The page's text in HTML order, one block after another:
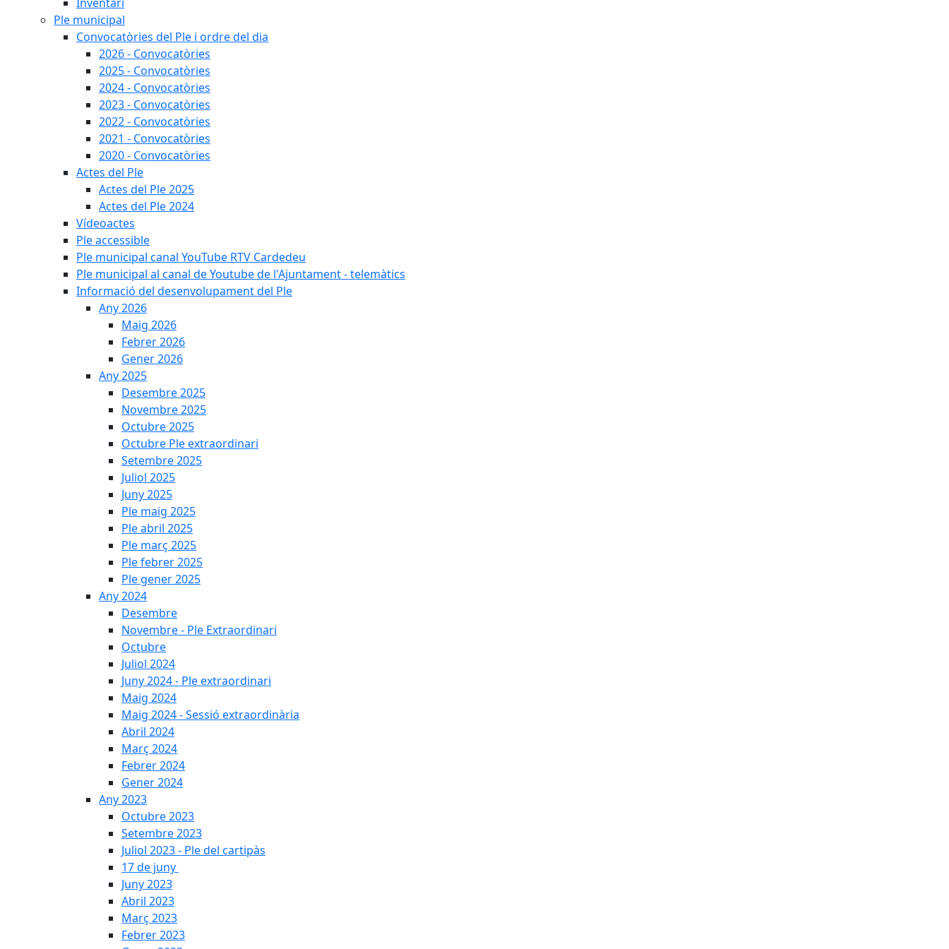
Ple municipal
Convocatòries del Ple i ordre del dia
2026 - Convocatòries
2025 - Convocatòries
2024 - Convocatòries
2023 - Convocatòries
2022 - Convocatòries
2021 - Convocatòries
2020 - Convocatòries
Actes del Ple
Actes del Ple 2025
Actes del Ple 2024
Vídeoactes
Ple accessible
Ple municipal canal YouTube RTV Cardedeu
Ple municipal al canal de Youtube de l'Ajuntament - telemàtics
Informació del desenvolupament del Ple
Any 2026
Maig 2026
Febrer 2026
Gener 2026
Any 2025
Desembre 2025
Novembre 2025
Octubre 2025
Octubre Ple extraordinari
Setembre 2025
Juliol 2025
Juny 2025
Ple maig 2025
Ple abril 2025
Ple març 2025
Ple febrer 2025
Ple gener 2025
Any 2024
Desembre
Novembre - Ple Extraordinari
Octubre
Juliol 2024
Juny 2024 - Ple extraordinari
Maig 2024
Maig 2024 - Sessió extraordinària
Abril 2024
Març 2024
Febrer 2024
Gener 2024
Any 2023
Octubre 2023
Setembre 2023
Juliol 2023 - Ple del cartipàs
17 de juny
Juny 2023
Abril 2023
Març 2023
Febrer 2023